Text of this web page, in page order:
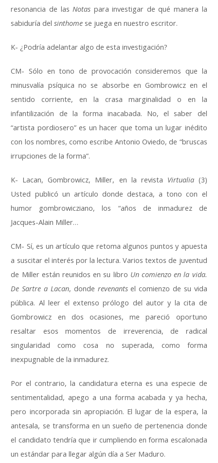
resonancia de lasNotas para investigar de qué manera la
sabiduría delsinthome se juega en nuestro escritor.
K- ¿Podría adelantar algo de esta investigación?
CM- Sólo en tono de provocación consideremos que la
minusvalía psíquica no se absorbe en Gombrowicz en el
sentido corriente, en la crasa marginalidad o en la
infantilización de la forma inacabada. No, el saber del
“artista pordiosero” es un hacer que toma un lugar inédito
con los nombres, como escribe Antonio Oviedo, de “bruscas
irrupciones de la forma”.
K- Lacan, Gombrowicz, Miller, en la revista Virtualia(3)
Usted publicó un artículo donde destaca, a tono con el
humor gombrowicziano, los “años de inmadurez de
Jacques-Alain Miller…
CM- Sí, es un artículo que retoma algunos puntos y apuesta
a suscitar el interés por la lectura. Varios textos de juventud
de Miller están reunidos en su libro Un comienzo en la vida.
De Sartre a Lacan, donde revenantsel comienzo de su vida
pública. Al leer el extenso prólogo del autor y la cita de
Gombrowicz en dos ocasiones, me pareció oportuno
resaltar esos momentos de irreverencia, de radical
singularidad como cosa no superada, como forma
inexpugnable de la inmadurez.
Por el contrario, la candidatura eterna es una especie de
sentimentalidad, apego a una forma acabada y ya hecha,
pero incorporada sin apropiación. El lugar de la espera, la
antesala, se transforma en un sueño de pertenencia donde
el candidato tendría que ir cumpliendo en forma escalonada
un estándar para llegar algún día a Ser Maduro.